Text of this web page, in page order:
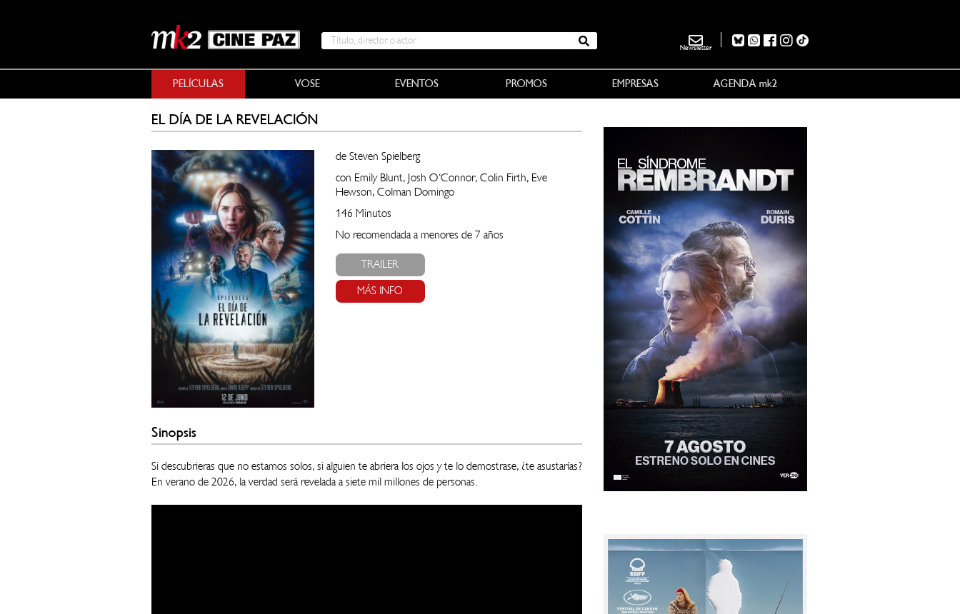
Newsletter
PELÍCULAS VOSE EVENTOS PROMOS EMPRESAS AGENDA mk2
EL DÍA DE LA REVELACIÓN
de Steven Spielberg
con Emily Blunt, Josh O'Connor, Colin Firth, Eve
Hewson, Colman Domingo
146 Minutos
No recomendada a menores de 7 años
TRAILER
MÁS INFO
Sinopsis
Si descubrieras que no estamos solos, si alguien te abriera los ojos y te lo demostrase, ¿te asustarías?
En verano de 2026, la verdad será revelada a siete mil millones de personas.